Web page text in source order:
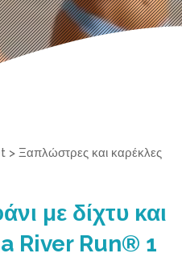
> Ξαπλώστρες και καρέκλες
με δίχτυ και
River Run® 1